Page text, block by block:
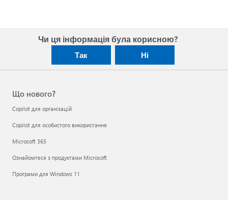
Чи ця інформація була корисною?
Так Ні
Що нового?
Copilot для організацій
Copilot для особистого використання
Microsoft 365
Ознайомтеся з продуктами Microsoft
Програми для Windows 11